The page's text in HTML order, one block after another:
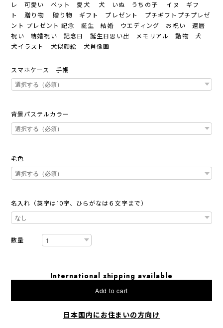
レ 可愛い ペット 愛犬 犬 いぬ うちの子 イヌ ギフ
ト 贈り物 贈り物 ギフト プレゼント プチギフトプチプレゼ
ント プレゼント 記念 誕生 結婚 ウエディング お祝い 還暦
祝い 結婚祝い 記念日 誕生日思い出 メモリアル 動物 犬
犬イラスト 犬似顔絵 犬肖像画
スマホケース 手帳
背景パステルカラー
毛色
名入れ（英字は10字、ひらがなは６文字まで）
数量
International shipping available
Add to cart
日本国内にお住まいの方向け